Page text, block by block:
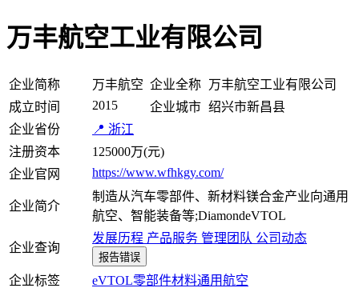
万丰航空工业有限公司
企业简称 万丰航空 企业全称 万丰航空工业有限公司
成立时间
2015 企业城市 绍兴市新昌县
企业省份
📍 浙江
注册资本
125000万(元)
企业官网
https://www.wfhkgy.com/
企业简介
制造从汽车零部件、新材料镁合金产业向通用
航空、智能装备等;DiamondeVTOL
企业查询
发展历程 产品服务 管理团队 公司动态
报告错误
企业标签 eVTOL零部件材料通用航空